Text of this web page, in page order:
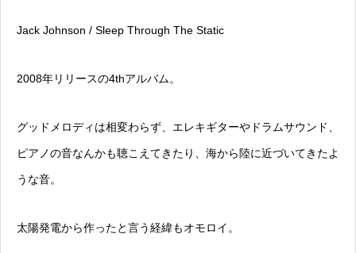
Jack Johnson / Sleep Through The Static
2008年リリースの4thアルバム。
グッドメロディは相変わらず、エレキギターやドラムサウンド、
ピアノの音なんかも聴こえてきたり、海から陸に近づいてきたよ
うな音。
太陽発電から作ったと言う経緯もオモロイ。